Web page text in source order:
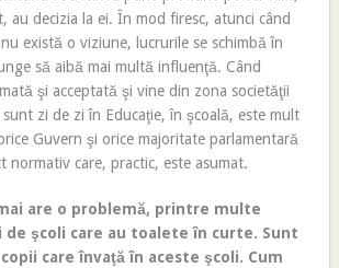
au decizia la ei. În mod firesc, atunci când
există o viziune, lucrurile se schimbă în
să aibă mai multă influenţă. Când
şi acceptată şi vine din zona societăţii
zi de zi în Educaţie, în şcoală, este mult
Guvern şi orice majoritate parlamentară
normativ care, practic, este asumat.
are o problemă, printre multe
şcoli care au toalete în curte. Sunt
care învaţă în aceste şcoli. Cum